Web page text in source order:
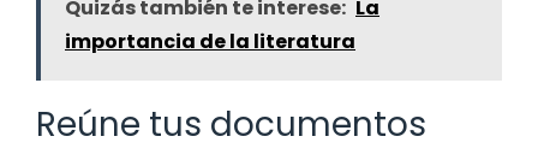
Quizás también te interese: La
importancia de la literatura
Reúne tus documentos